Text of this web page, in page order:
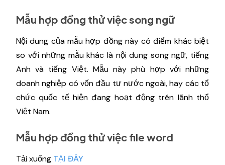
Mẫu hợp đồng thử việc song ngữ
Nội dung của mẫu hợp đồng này có điểm khác biệt
so với những mẫu khác là nội dung song ngữ, tiếng
Anh và tiếng Việt. Mẫu này phù hợp với những
doanh nghiệp có vốn đầu tư nước ngoài, hay các tổ
chức quốc tế hiện đang hoạt động trên lãnh thổ
Việt Nam.
Mẫu hợp đồng thử việc file word
Tải xuống TẠI ĐÂY